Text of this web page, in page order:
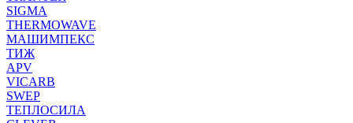
SIGMA
THERMOWAVE
МАШИМПЕКС
ТИЖ
APV
VICARB
SWEP
ТЕПЛОСИЛА